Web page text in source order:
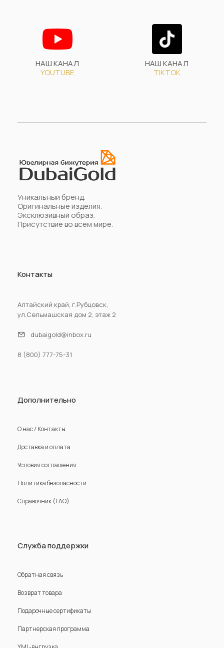
НАШ КАНАЛ
YOUTUBE
НАШ КАНАЛ
TIKTOK
Уникальный бренд.
Оригинальные изделия.
Эксклюзивный образ.
Присутствие во всем мире.
Контакты
Алтайский край, г.Рубцовск,
ул.Сельмашская дом 2, этаж 2
dubaigold@inbox.ru
8 (800) 777-75-31
Дополнительно
О нас / Контакты
Доставка и оплата
Условия соглашения
Политика безопасности
Справочник (FAQ)
Служба поддержки
Обратная связь
Возврат товара
Подарочные сертификаты
Партнерская программа